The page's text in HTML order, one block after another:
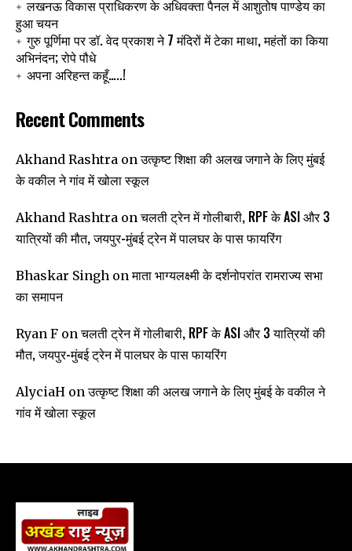
लखनऊ विकास प्राधिकरण के अधिवक्ता पैनल में आशुतोष पाण्डेय का
हुआ चयन
गुरु पूर्णिमा पर डॉ. वेद प्रकाश ने 7 मंदिरों में टेका माथा, महंतों का किया
अभिनंदन; रोपे पौधे
अपना अरिहन्त कहूँ…..!
Recent Comments
Akhand Rashtra onउत्कृष्ट शिक्षा की अलख जगाने के लिए मुंबई
के वकील ने गांव में खोला स्कूल
Akhand Rashtra onचलती ट्रेन में गोलीबारी, RPF के ASI और 3
यात्रियों की मौत, जयपुर-मुंबई ट्रेन में पालघर के पास फायरिंग
Bhaskar Singh onमाता भाग्यलक्ष्मी के दर्शनोपरांत रामराज्य सभा
का समापन
Ryan F onचलती ट्रेन में गोलीबारी, RPF के ASI और 3 यात्रियों की
मौत, जयपुर-मुंबई ट्रेन में पालघर के पास फायरिंग
AlyciaH onउत्कृष्ट शिक्षा की अलख जगाने के लिए मुंबई के वकील ने
गांव में खोला स्कूल